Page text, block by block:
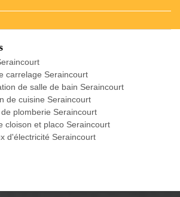
carrelage Seraincourt
de salle de bain Seraincourt
de cuisine Seraincourt
plomberie Seraincourt
cloison et placo Seraincourt
d'électricité Seraincourt